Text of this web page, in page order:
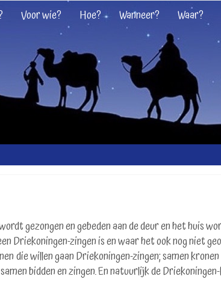
Voor wie? Hoe? Wanneer? Waar?
gezongen en gebeden aan de deur en het huis
Driekoningen-zingen is en waar het ook nog niet
die willen gaan Driekoningen-zingen; samen
bidden en zingen. En natuurlijk de